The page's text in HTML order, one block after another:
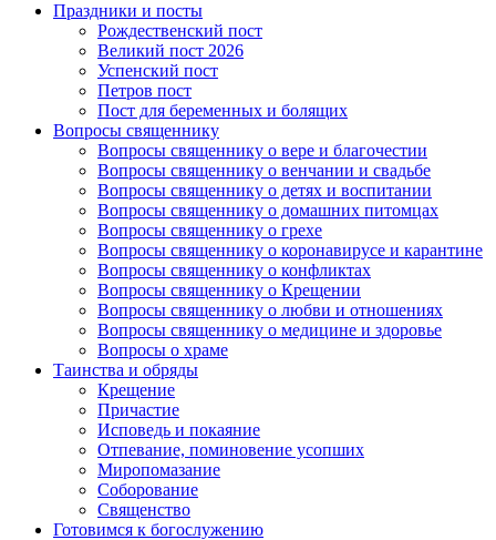
Праздники и посты
Рождественский пост
Великий пост 2026
Успенский пост
Петров пост
Пост для беременных и болящих
Вопросы священнику
Вопросы священнику о вере и благочестии
Вопросы священнику о венчании и свадьбе
Вопросы священнику о детях и воспитании
Вопросы священнику о домашних питомцах
Вопросы священнику о грехе
Вопросы священнику о коронавирусе и карантине
Вопросы священнику о конфликтах
Вопросы священнику о Крещении
Вопросы священнику о любви и отношениях
Вопросы священнику о медицине и здоровье
Вопросы о храме
Таинства и обряды
Крещение
Причастие
Исповедь и покаяние
Отпевание, поминовение усопших
Миропомазание
Соборование
Священство
Готовимся к богослужению